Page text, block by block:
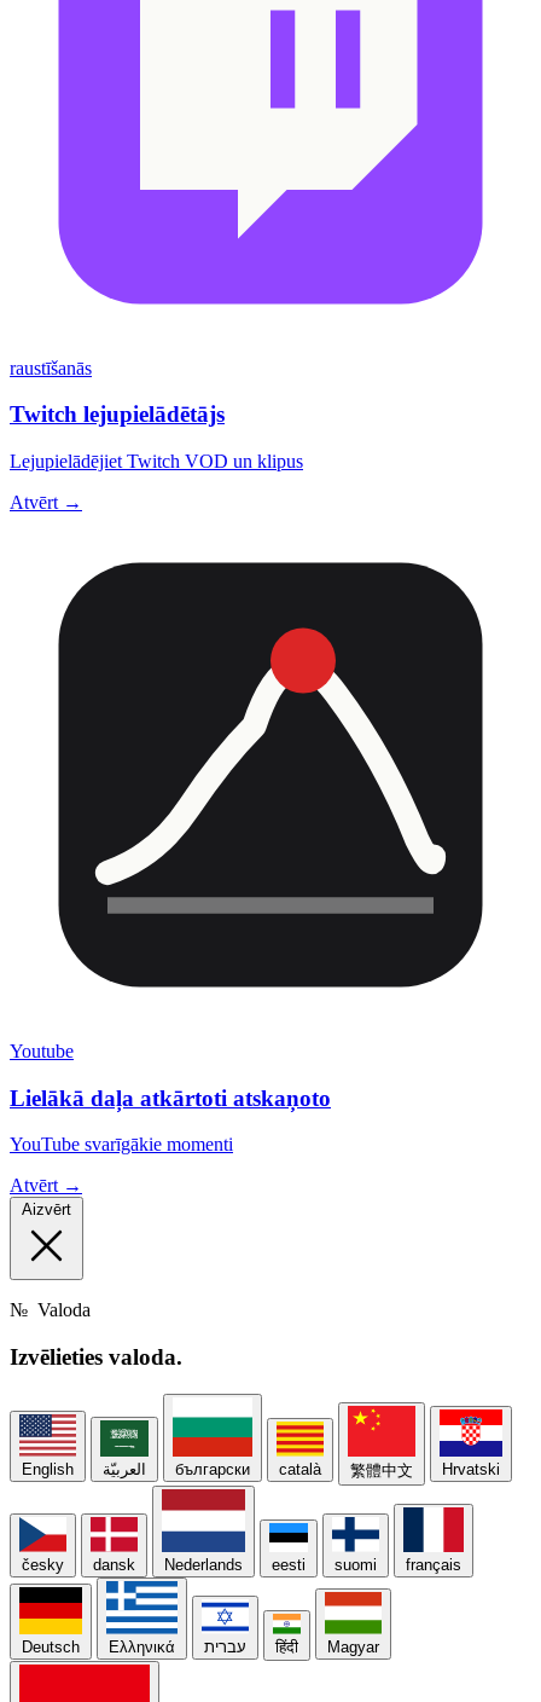
raustīšanās
Twitch lejupielādētājs
Lejupielādējiet Twitch VOD un klipus
Atvērt →
Youtube
Lielākā daļa atkārtoti atskaņoto
YouTube svarīgākie momenti
Atvērt →
Aizvērt
№ Valoda
Izvēlieties valoda.
English العربيّة български català 繁體中文 Hrvatski
česky dansk Nederlands eesti suomi français
Deutsch Ελληνικά עברית हिंदी Magyar